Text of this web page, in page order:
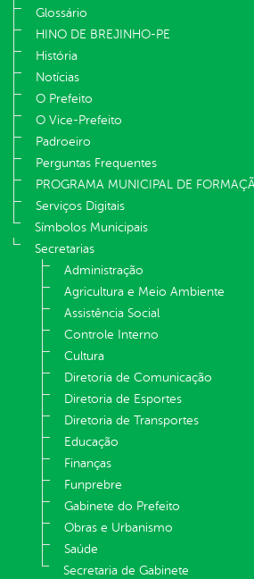
Glossário
HINO DE BREJINHO-PE
História
Notícias
O Prefeito
O Vice-Prefeito
Padroeiro
Perguntas Frequentes
PROGRAMA MUNICIPAL DE
Serviços Digitais
Símbolos Municipais
Secretarias
Administração
Agricultura e Meio Ambiente
Assistência Social
Controle Interno
Cultura
Diretoria de Comunicação
Diretoria de Esportes
Diretoria de Transportes
Educação
Finanças
Funprebre
Gabinete do Prefeito
Obras e Urbanismo
Saúde
Secretaria de Gabinete